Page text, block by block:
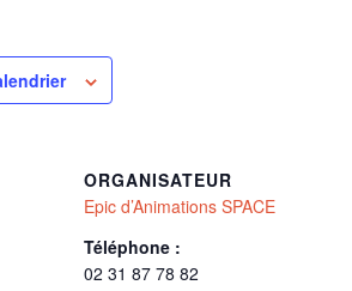
ORGANISATEUR
Epic d’Animations SPACE
Téléphone :
02 31 87 78 82